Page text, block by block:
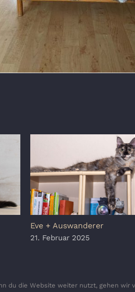
Eve + Auswanderer
21. Februar 2025
Copyright 2010 - 2026 Crazy
du die Website weiter nutzt, gehen wir